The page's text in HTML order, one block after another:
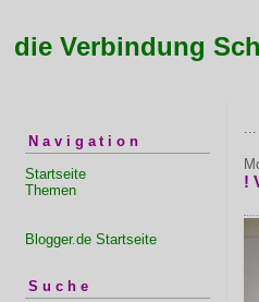
die Verbindung
Navigation
Startseite
Themen
Blogger.de Startseite
Suche
...
!